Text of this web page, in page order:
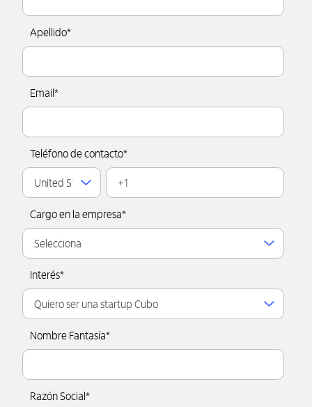
Apellido*
Email *
Teléfono de contacto*
Cargo en la empresa*
Interés*
Nombre Fantasía*
Razón Social *